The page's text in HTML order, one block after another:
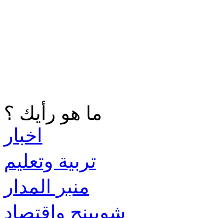
ما هو رأيك ؟
اخبار
تربية وتعليم
منبر المدار
شوبينج واقتصاد